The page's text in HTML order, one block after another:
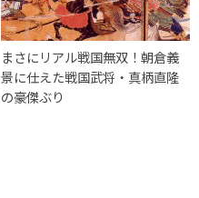
まさにリアル戦国無双！朝倉義
景に仕えた戦国武将・真柄直隆
の豪傑ぶり